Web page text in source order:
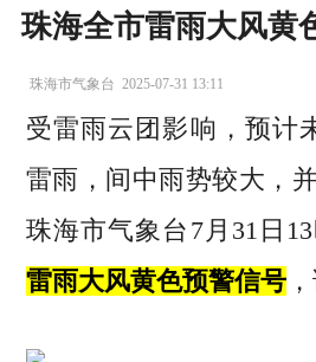
珠海全市雷雨大风黄
珠海市气象台 2025-07-31 13:11
受雷雨云团影响，预计
雷雨，间中雨势较大，
珠海市气象台7月31日
雷雨大风黄色预警信号，